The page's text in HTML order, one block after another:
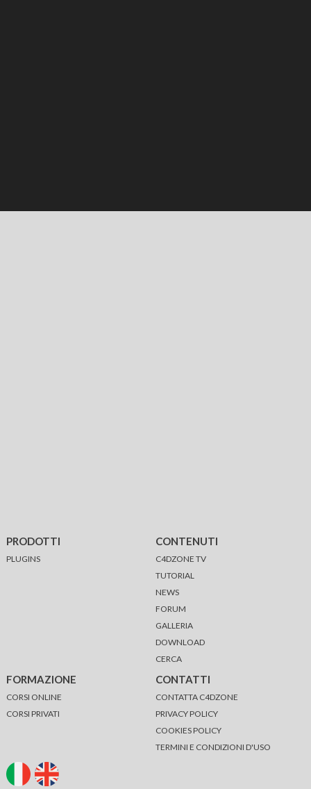
PRODOTTI
PLUGINS
CONTENUTI
C4DZONE TV
TUTORIAL
NEWS
FORUM
GALLERIA
DOWNLOAD
CERCA
FORMAZIONE
CORSI ONLINE
CORSI PRIVATI
CONTATTI
CONTATTA C4DZONE
PRIVACY POLICY
COOKIES POLICY
TERMINI E CONDIZIONI D'USO